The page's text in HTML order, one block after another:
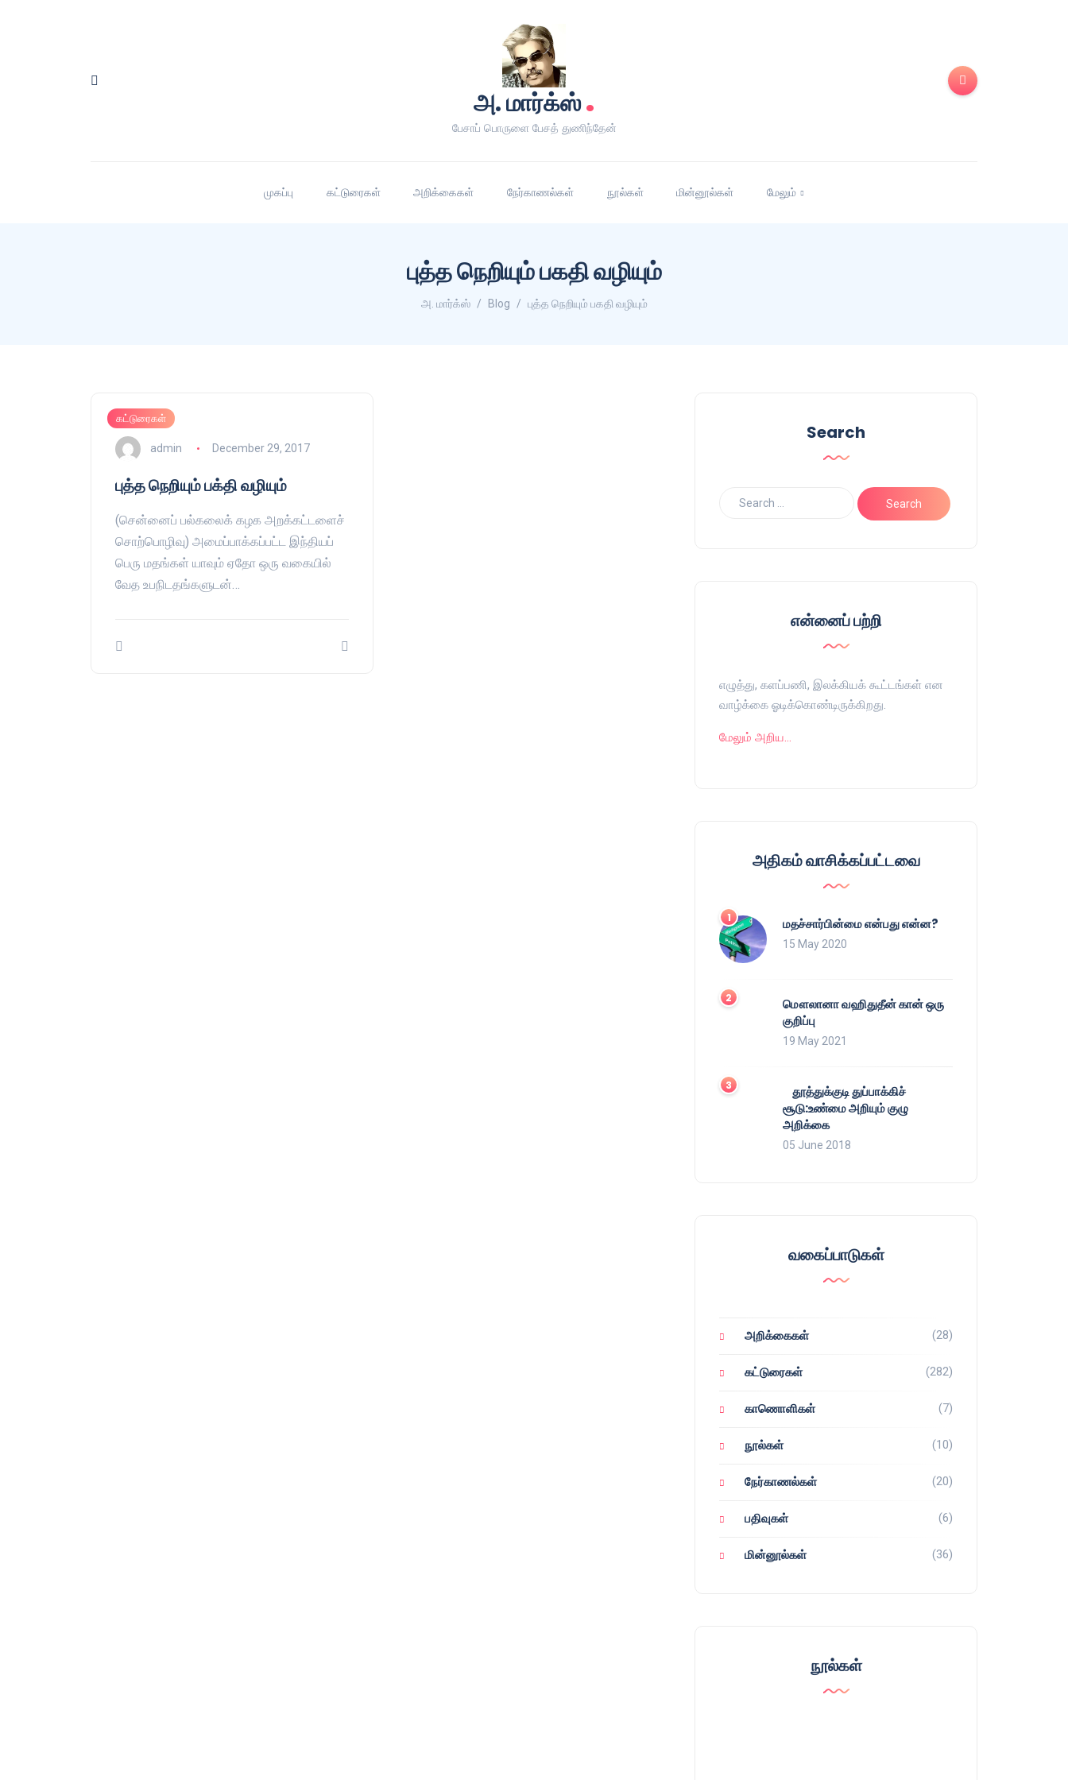
அ. மார்க்ஸ்.
பேசாப் பொருளை பேசத் துணிந்தேன்
முகப்பு கட்டுரைகள் அறிக்கைகள் நேர்காணல்கள் நூல்கள் மின்னூல்கள் மேலும்
புத்த நெறியும் பகதி வழியும்
அ. மார்க்ஸ் Blog புத்த நெறியும் பகதி வழியும்
கட்டுரைகள்
admin December 29, 2017
புத்த நெறியும் பக்தி வழியும்
(சென்னைப் பல்கலைக் கழக அறக்கட்டளைச்
சொற்பொழிவு) அமைப்பாக்கப்பட்ட இந்தியப்
பெரு மதங்கள் யாவும் ஏதோ ஒரு வகையில்
வேத உபநிடதங்களுடன்…
Search
என்னைப் பற்றி
எழுத்து, களப்பணி, இலக்கியக் கூட்டங்கள் என
வாழ்க்கை ஓடிக்கொண்டிருக்கிறது.
மேலும் அறிய…
அதிகம் வாசிக்கப்பட்டவை
மதச்சார்பின்மை என்பது என்ன?
15 May 2020
மௌலானா வஹிதுதீன் கான் ஒரு
குறிப்பு
19 May 2021
தூத்துக்குடி துப்பாக்கிச்
சூடு:உண்மை அறியும் குழு
அறிக்கை
05 June 2018
வகைப்பாடுகள்
அறிக்கைகள் (28)
கட்டுரைகள் (282)
காணொளிகள் (7)
நூல்கள் (10)
நேர்காணல்கள் (20)
பதிவுகள் (6)
மின்னூல்கள் (36)
நூல்கள்